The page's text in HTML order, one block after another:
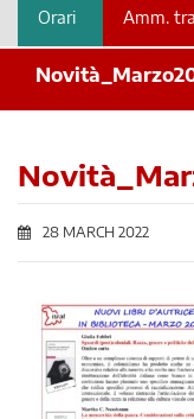
Orari Amm.
28 MARCH 2022